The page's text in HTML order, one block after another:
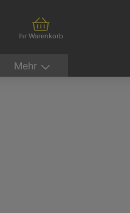
Ihr Warenkorb
Mehr